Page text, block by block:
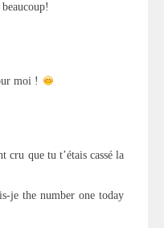
moi !
cru que tu t’étais cassé la
je the number one today